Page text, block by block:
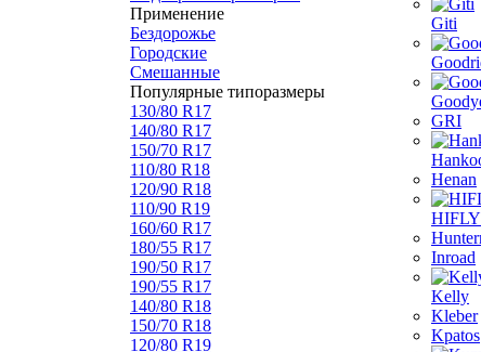
Применение
Бездорожье
Городские
Смешанные
Популярные типоразмеры
130/80 R17
140/80 R17
150/70 R17
110/80 R18
120/90 R18
110/90 R19
160/60 R17
180/55 R17
190/50 R17
190/55 R17
140/80 R18
150/70 R18
120/80 R19
Giti
GRI
Henan
HIFLY
Inroad
Kelly
Kleber
Kpatos